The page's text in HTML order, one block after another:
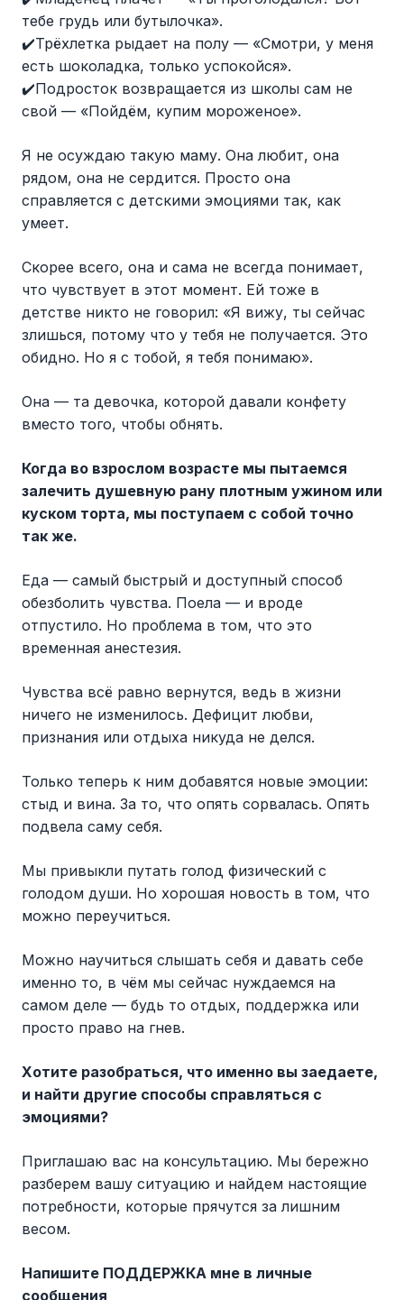
тебе грудь или бутылочка».
✔️Трёхлетка рыдает на полу — «Смотри, у меня
есть шоколадка, только успокойся».
✔️Подросток возвращается из школы сам не
свой — «Пойдём, купим мороженое».
Я не осуждаю такую маму. Она любит, она
рядом, она не сердится. Просто она
справляется с детскими эмоциями так, как
умеет.
Скорее всего, она и сама не всегда понимает,
что чувствует в этот момент. Ей тоже в
детстве никто не говорил: «Я вижу, ты сейчас
злишься, потому что у тебя не получается. Это
обидно. Но я с тобой, я тебя понимаю».
Она — та девочка, которой давали конфету
вместо того, чтобы обнять.
Когда во взрослом возрасте мы пытаемся
залечить душевную рану плотным ужином или
куском торта, мы поступаем с собой точно
так же.
Еда — самый быстрый и доступный способ
обезболить чувства. Поела — и вроде
отпустило. Но проблема в том, что это
временная анестезия.
Чувства всё равно вернутся, ведь в жизни
ничего не изменилось. Дефицит любви,
признания или отдыха никуда не делся.
Только теперь к ним добавятся новые эмоции:
стыд и вина. За то, что опять сорвалась. Опять
подвела саму себя.
Мы привыкли путать голод физический с
голодом души. Но хорошая новость в том, что
можно переучиться.
Можно научиться слышать себя и давать себе
именно то, в чём мы сейчас нуждаемся на
самом деле — будь то отдых, поддержка или
просто право на гнев.
Хотите разобраться, что именно вы заедаете,
и найти другие способы справляться с
эмоциями?
Приглашаю вас на консультацию. Мы бережно
разберем вашу ситуацию и найдем настоящие
потребности, которые прячутся за лишним
весом.
Напишите ПОДДЕРЖКА мне в личные
сообщения